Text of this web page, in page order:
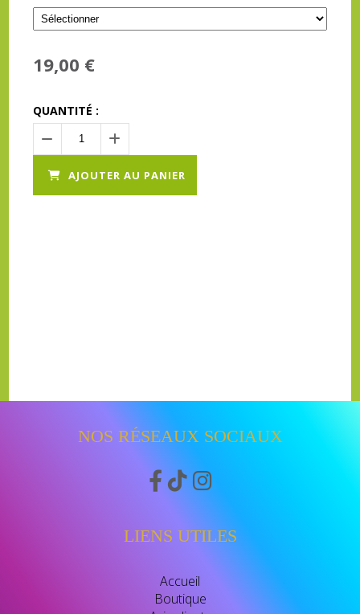
19,00 €
QUANTITÉ :
AJOUTER AU PANIER
NOS RÉSEAUX SOCIAUX
  
LIENS UTILES
Accueil
Boutique